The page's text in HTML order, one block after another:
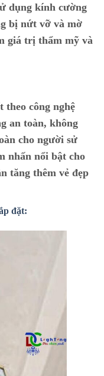
dụng kính cường
bị nứt vỡ và mờ
giá trị thẩm mỹ và
theo công nghệ
an toàn, không
cho người sử
nhấn nổi bật cho
tăng thêm vẻ đẹp
đặt: